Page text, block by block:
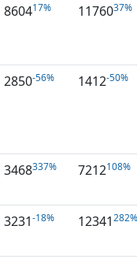
860417% 1176037%
2850-56% 1412-50%
3468337% 7212108%
3231-18% 12341282%